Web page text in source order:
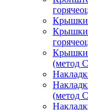
Крышки
Крышки
Крышки
(метод
(метод